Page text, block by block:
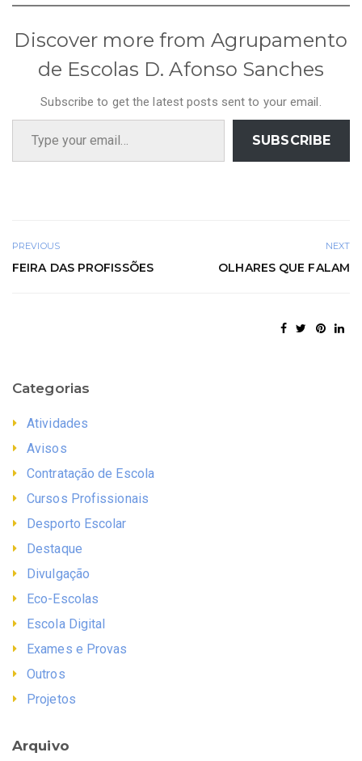
Discover more from Agrupamento
de Escolas D. Afonso Sanches
Subscribe to get the latest posts sent to your email.
Type your email…
SUBSCRIBE
PREVIOUS
FEIRA DAS PROFISSÕES
NEXT
OLHARES QUE FALAM
Categorias
Atividades
Avisos
Contratação de Escola
Cursos Profissionais
Desporto Escolar
Destaque
Divulgação
Eco-Escolas
Escola Digital
Exames e Provas
Outros
Projetos
Arquivo